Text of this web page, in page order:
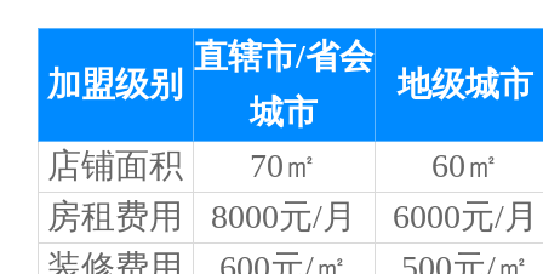
加盟级别
直辖市/省会
城市
地级城市
店铺面积 70㎡
60㎡
房租费用
8000元/月
6000元/月